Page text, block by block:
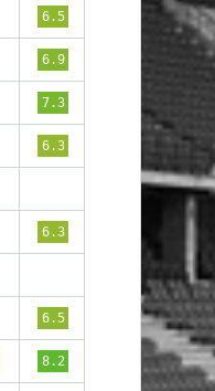
6.5
6.9
7.3
6.3
6.3
6.5
8.2